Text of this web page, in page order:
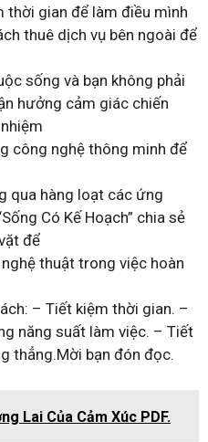
thời gian để làm điều mình
thuê dịch vụ bên ngoài để
sống và bạn không phải
hưởng cảm giác chiến
công nghệ thông minh để
qua hàng loạt các ứng
Có Kế Hoạch” chia sẻ
để
thuật trong việc hoàn
– Tiết kiệm thời gian. –
năng suất làm việc. – Tiết
thẳng.Mời bạn đón đọc.
Lai Của Cảm Xúc PDF.